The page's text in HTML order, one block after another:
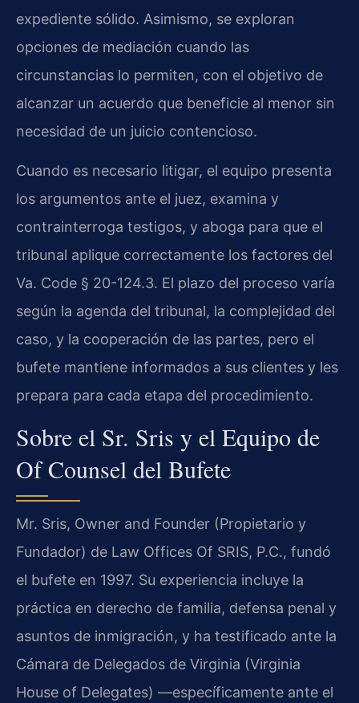
expediente sólido. Asimismo, se exploran
opciones de mediación cuando las
circunstancias lo permiten, con el objetivo de
alcanzar un acuerdo que beneficie al menor sin
necesidad de un juicio contencioso.
Cuando es necesario litigar, el equipo presenta
los argumentos ante el juez, examina y
contrainterroga testigos, y aboga para que el
tribunal aplique correctamente los factores del
Va. Code § 20-124.3. El plazo del proceso varía
según la agenda del tribunal, la complejidad del
caso, y la cooperación de las partes, pero el
bufete mantiene informados a sus clientes y les
prepara para cada etapa del procedimiento.
Sobre el Sr. Sris y el Equipo de
Of Counsel del Bufete
Mr. Sris, Owner and Founder (Propietario y
Fundador) de Law Offices Of SRIS, P.C., fundó
el bufete en 1997. Su experiencia incluye la
práctica en derecho de familia, defensa penal y
asuntos de inmigración, y ha testificado ante la
Cámara de Delegados de Virginia (Virginia
House of Delegates) —específicamente ante el